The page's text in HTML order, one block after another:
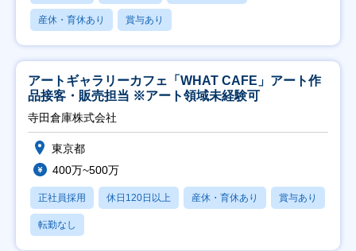
産休・育休あり 賞与あり
アートギャラリーカフェ「WHAT CAFE」アート作
品接客・販売担当 ※アート領域未経験可
寺田倉庫株式会社
東京都
400万~500万
正社員採用 休日120日以上 産休・育休あり 賞与あり
転勤なし